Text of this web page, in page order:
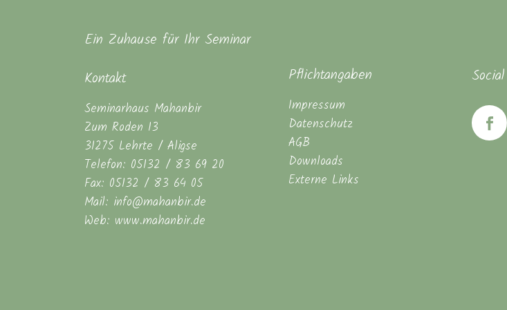
Ein Zuhause für Ihr Seminar
Kontakt
Seminarhaus Mahanbir
Zum Roden 13
31275 Lehrte / Aligse
Telefon: 05132 / 83 69 20
Fax: 05132 / 83 64 05
Mail: info@mahanbir.de
Web: www.mahanbir.de
Pflichtangaben
Impressum
Datenschutz
AGB
Downloads
Externe Links